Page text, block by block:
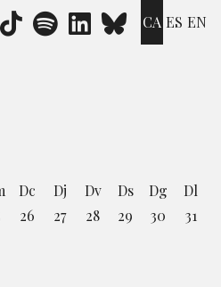
CA ES EN
a twitter
Link a facebook
Link a ticktok
Link a spotify
Link aLink a
Dc
26
Dj
27
Dv
28
Ds
29
Dg
30
Dl
31